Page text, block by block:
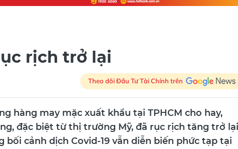
rịch trở lại
Theo dõi Đầu Tư Tài Chính trên
hàng may mặc xuất khẩu tại TPHCM cho hay,
đặc biệt từ thị trường Mỹ, đã rục rịch tăng trở
cảnh dịch Covid-19 vẫn diễn biến phức tạp tại